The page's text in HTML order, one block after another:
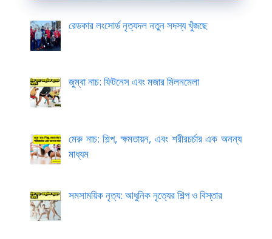
রেডকার লংসোর্ড নৃত্যদল নতুন সদস্য খুঁজছে
জুম্বা নাচ: ফিটনেস এবং মজার মিলনমেলা
মেরু নাচ: শিল্প, ক্ষমতায়ন, এবং শরীরচর্চার এক অনন্য
মাধ্যম
সমসাময়িক নৃত্য: আধুনিক নৃত্যের শিল্প ও বিস্তার